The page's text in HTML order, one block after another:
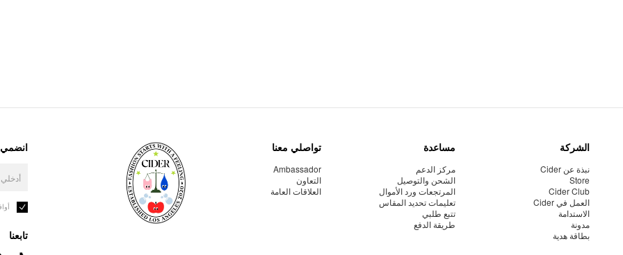
الشركة
نبذة عن Cider
Store
Cider Club
العمل في Cider
الاستدامة
مدونة
بطاقة هدية
مساعدة
مركز الدعم
الشحن والتوصيل
المرتجعات ورد الأموال
تعليمات تحديد المقاس
تتبع طلبي
طريقة الدفع
تواصلي معنا
Ambassador
التعاون
العلاقات العامة
انضمي
تابعنا